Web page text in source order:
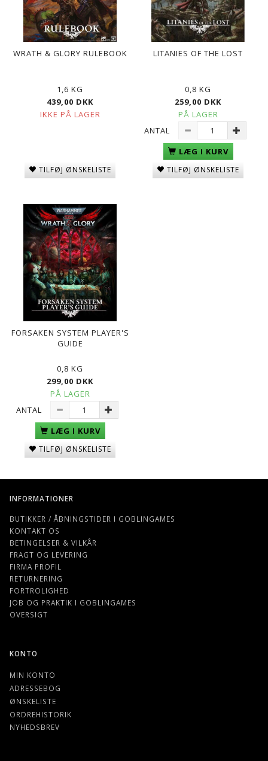
WRATH & GLORY RULEBOOK
1,6 KG
439,00 DKK
IKKE PÅ LAGER
TILFØJ ØNSKELISTE
LITANIES OF THE LOST
0,8 KG
259,00 DKK
PÅ LAGER
ANTAL
LÆG I KURV
TILFØJ ØNSKELISTE
FORSAKEN SYSTEM PLAYER'S
GUIDE
0,8 KG
299,00 DKK
PÅ LAGER
ANTAL
LÆG I KURV
TILFØJ ØNSKELISTE
INFORMATIONER
BUTIKKER / ÅBNINGSTIDER I GOBLINGAMES
KONTAKT OS
BETINGELSER & VILKÅR
FRAGT OG LEVERING
FIRMA PROFIL
RETURNERING
FORTROLIGHED
JOB OG PRAKTIK I GOBLINGAMES
OVERSIGT
KONTO
MIN KONTO
ADRESSEBOG
ØNSKELISTE
ORDREHISTORIK
NYHEDSBREV